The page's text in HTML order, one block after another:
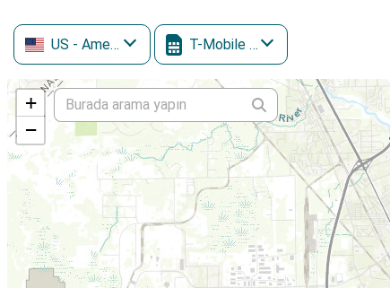
US - Amerika Birleşik Devletleri T-Mobile (inc. Sprint)
+
−